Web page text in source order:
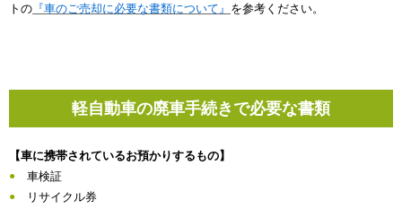
トの 『車のご売却に必要な書類について』 を参考ください。
軽自動車の廃車手続きで必要な書類
【車に携帯されているお預かりするもの】
車検証
リサイクル券